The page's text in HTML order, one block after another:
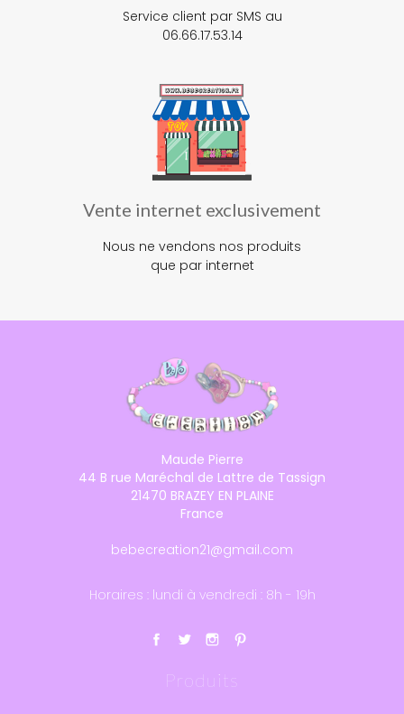
Service client par SMS au
06.66.17.53.14
Vente internet exclusivement
Nous ne vendons nos produits
que par internet
Maude Pierre
44 B rue Maréchal de Lattre de Tassign
21470 BRAZEY EN PLAINE
France
bebecreation21@gmail.com
Horaires : lundi à vendredi : 8h - 19h
Produits